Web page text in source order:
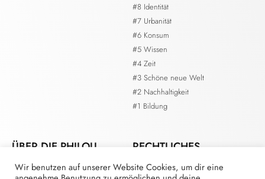
#8 Identität
#7 Urbanität
#6 Konsum
#5 Wissen
#4 Zeit
#3 Schöne neue Welt
#2 Nachhaltigkeit
#1 Bildung
ÜBER DIE PHILOU.
Kontakt
RECHTLICHES
Impressum
Wir benutzen auf unserer Website Cookies, um dir eine